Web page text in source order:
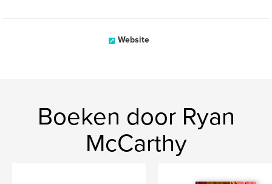
Website
Boeken door Ryan
McCarthy